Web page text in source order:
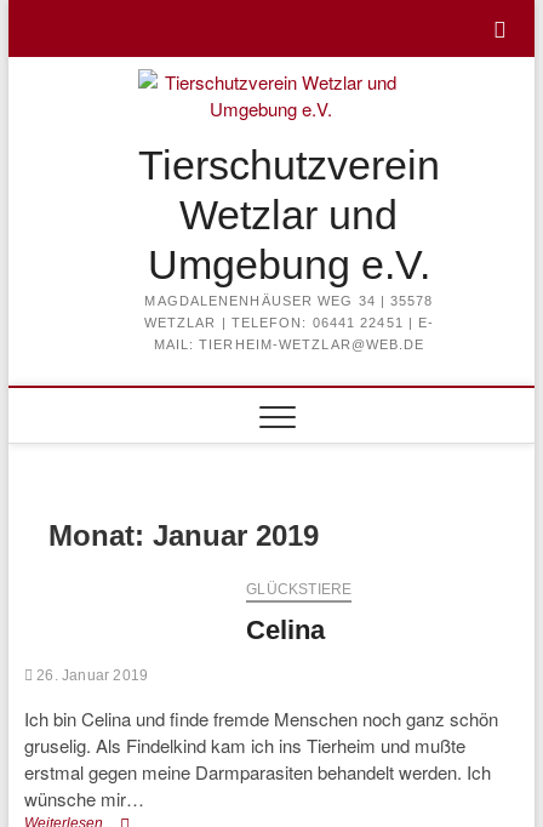
content
Tierschutzverein
Wetzlar und
Umgebung e.V.
MAGDALENENHÄUSER WEG 34 | 35578
WETZLAR | TELEFON: 06441 22451 | E-
MAIL: TIERHEIM-WETZLAR@WEB.DE
Monat: Januar 2019
GLÜCKSTIERE
Celina
26. Januar 2019
Ich bin Celina und finde fremde Menschen noch ganz schön
gruselig. Als Findelkind kam ich ins Tierheim und mußte
erstmal gegen meine Darmparasiten behandelt werden. Ich
wünsche mir…
Weiterlesen... Celina